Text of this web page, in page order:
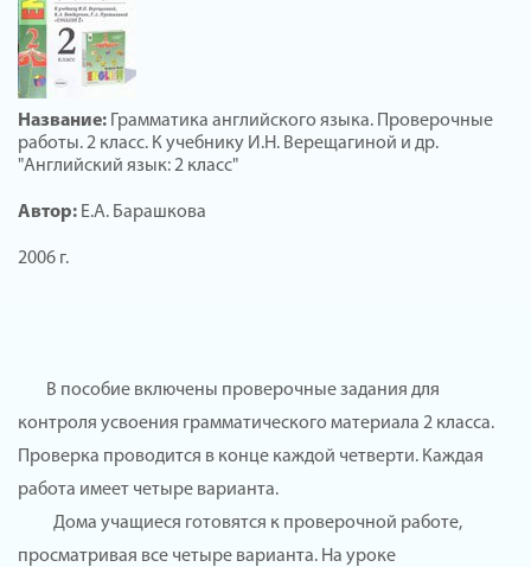
Название: Грамматика английского языка. Проверочные
работы. 2 класс. К учебнику И.Н. Верещагиной и др.
"Английский язык: 2 класс"
Автор: Е.А. Барашкова
2006 г.
В пособие включены проверочные задания для
контроля усвоения грамматического материала 2 класса.
Проверка проводится в конце каждой четверти. Каждая
работа имеет четыре варианта.
Дома учащиеся готовятся к проверочной работе,
просматривая все четыре варианта. На уроке